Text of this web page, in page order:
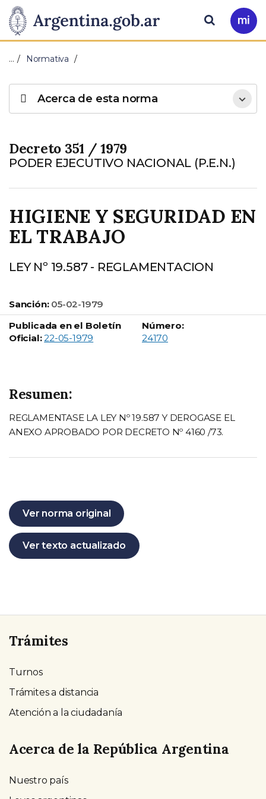
Presidencia
de
Nación
Pasar al contenido principal
Ir
a
Buscar
… Normativa
Decreto 351 / 1979
PODER EJECUTIVO NACIONAL (P.E.N.)
HIGIENE Y SEGURIDAD EN
EL TRABAJO
LEY Nº 19.587 - REGLAMENTACION
Sanción: 05-02-1979
Publicada en el Boletín
Oficial: 22-05-1979
Número:
Boletín Oficial número:
24170
Resumen:
REGLAMENTASE LA LEY Nº 19.587 Y DEROGASE EL
ANEXO APROBADO POR DECRETO Nº 4160 /73.
Ver norma original
Ver texto actualizado
Acerca de esta norma
Trámites
Turnos
Trámites a distancia
Atención a la ciudadanía
Acerca de la República Argentina
Nuestro país